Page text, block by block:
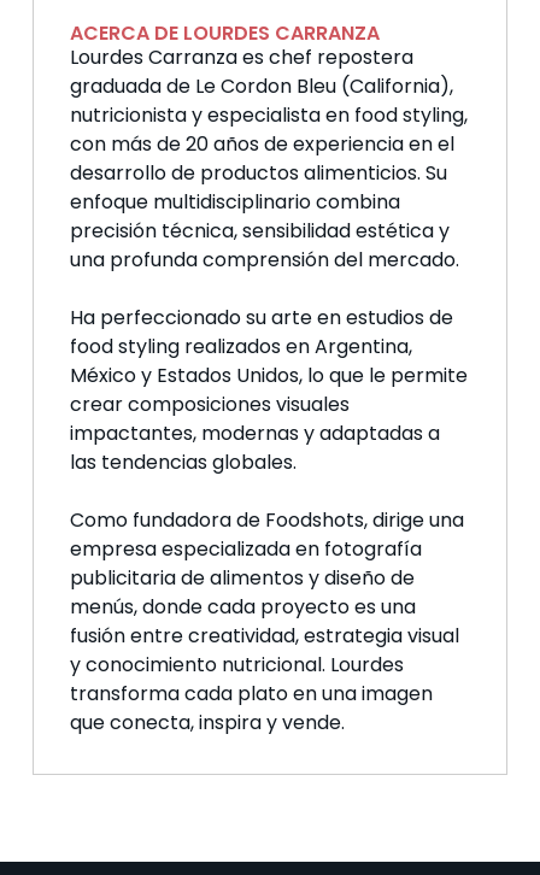
ACERCA DE LOURDES CARRANZA
Lourdes Carranza es chef repostera
graduada de Le Cordon Bleu (California),
nutricionista y especialista en food styling,
con más de 20 años de experiencia en el
desarrollo de productos alimenticios. Su
enfoque multidisciplinario combina
precisión técnica, sensibilidad estética y
una profunda comprensión del mercado.
Ha perfeccionado su arte en estudios de
food styling realizados en Argentina,
México y Estados Unidos, lo que le permite
crear composiciones visuales
impactantes, modernas y adaptadas a
las tendencias globales.
Como fundadora de Foodshots, dirige una
empresa especializada en fotografía
publicitaria de alimentos y diseño de
menús, donde cada proyecto es una
fusión entre creatividad, estrategia visual
y conocimiento nutricional. Lourdes
transforma cada plato en una imagen
que conecta, inspira y vende.